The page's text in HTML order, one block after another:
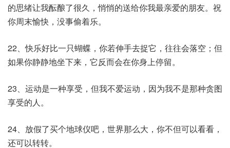
的思绪让我酝酿了很久，悄悄的送给你我最亲爱的朋友。祝
你周末愉快，没事偷着乐。
22、快乐好比一只蝴蝶，你若伸手去捉它，往往会落空；但
如果你静静地坐下来，它反而会在你身上停留。
23、运动是一种享受，但我不爱运动，因为我不是那种贪图
享受的人。
24、放假了买个地球仪吧，世界那么大，你不但可以看看，
还可以转转。